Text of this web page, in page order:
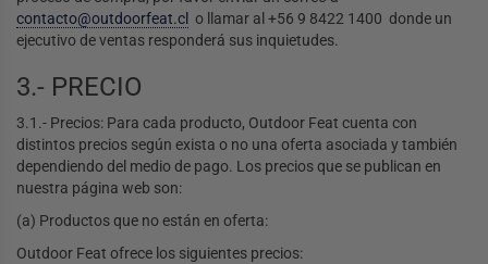
contacto@outdoorfeat.cl o llamar al +56 9 8422 1400 donde un
ejecutivo de ventas responderá sus inquietudes.
3.- PRECIO
3.1.- Precios: Para cada producto, Outdoor Feat cuenta con
distintos precios según exista o no una oferta asociada y también
dependiendo del medio de pago. Los precios que se publican en
nuestra página web son:
(a) Productos que no están en oferta:
Outdoor Feat ofrece los siguientes precios: